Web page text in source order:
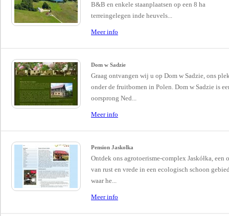
B&B en enkele staanplaatsen op een 8 ha
terreingelegen inde heuvels...
Meer info
Dom w Sadzie
Graag ontvangen wij u op Dom w Sadzie, ons
onder de fruitbomen in Polen. Dom w Sadzie is
oorsprong Ned...
Meer info
Pension Jaskolka
Ontdek ons agrotoerisme-complex Jaskółka, een
van rust en vrede in een ecologisch schoon
waar he...
Meer info